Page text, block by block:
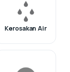
Kerosakan Air